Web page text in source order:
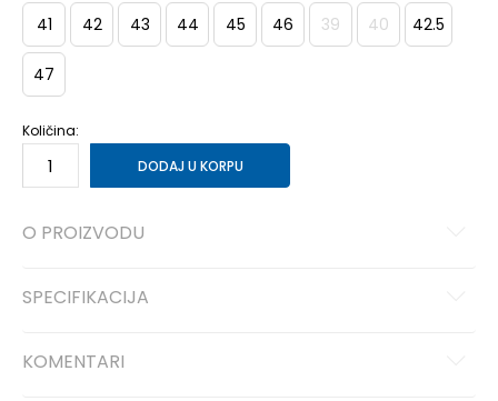
41 42 43 44 45 46 39 40 42.5
47
Količina:
DODAJ U KORPU
O PROIZVODU
SPECIFIKACIJA
KOMENTARI